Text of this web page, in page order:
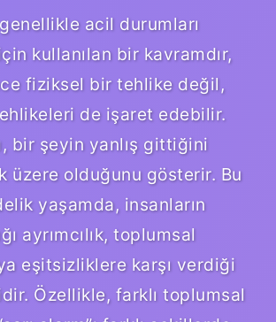
acil durumları
kullanılan bir kavramdır,
fiziksel bir tehlike değil,
de işaret edebilir.
bir şeyin yanlış gittiğini
üzere olduğunu gösterir. Bu
yaşamda, insanların
ayrımcılık, toplumsal
eşitsizliklere karşı verdiği
Özellikle, farklı toplumsal